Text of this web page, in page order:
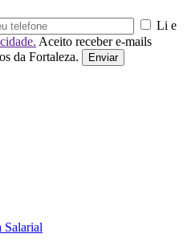
Li e
Aceito receber e-mails
da Fortaleza.
Enviar
Salarial